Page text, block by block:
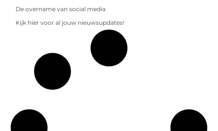
De overname van social media
Kijk hier voor al jouw nieuwsupdates!